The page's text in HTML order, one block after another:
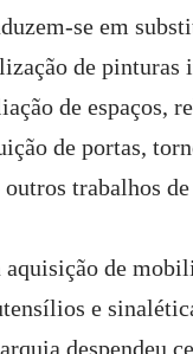
se em
de pinturas
de espaços,
de portas,
trabalhos
aquisição de
e
despendeu